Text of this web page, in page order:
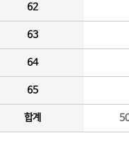
62
63
64
65
합계